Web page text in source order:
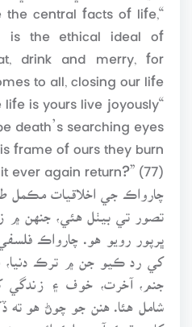
the central facts of life,
is the ethical ideal of
drink and merry, for
to all, closing our life.”
“While life is yours live joyously:
death’s searching eyes,
frame of ours they burn,
it ever again return?” (77)
تصور تي بيٺل هئي، جنهن ۾
ڀرپور رويو هو. چارواڪ
کي رد ڪيو جن ۾ ترڪ دنيا،
جنم، آخرت، خوف ۽ زندگي
شامل هئا. هنن جو چوڻ هو ته
کان وڌيڪ آهي بلڪ ائين